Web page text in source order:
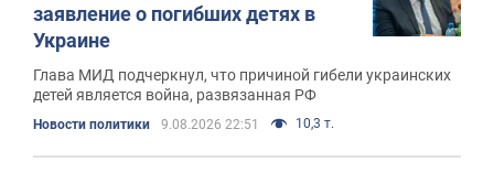
заявление о погибших детях в
Украине
Глава МИД подчеркнул, что причиной гибели украинских
детей является война, развязанная РФ
Новости политики 9.08.2026 22:51 10,3 т.